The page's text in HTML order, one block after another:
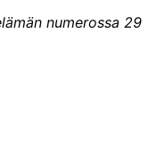
numerossa 29